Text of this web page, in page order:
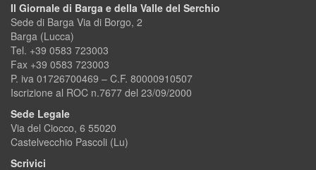
Il Giornale di Barga e della Valle del Serchio
Sede di Barga Via di Borgo, 2
Barga (Lucca)
Tel. +39 0583 723003
Fax +39 0583 723003
P. iva 01726700469 – C.F. 80000910507
Iscrizione al ROC n.7677 del 23/09/2000
Sede Legale
Via del Ciocco, 6 55020
Castelvecchio Pascoli (Lu)
Scrivici